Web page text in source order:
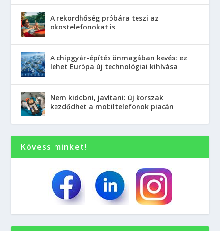
A rekordhőség próbára teszi az
okostelefonokat is
A chipgyár-építés önmagában kevés: ez
lehet Európa új technológiai kihívása
Nem kidobni, javítani: új korszak
kezdődhet a mobiltelefonok piacán
Kövess minket!